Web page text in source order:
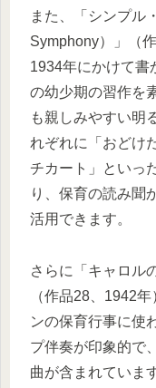
また、「シンプル
Symphony）」（
1934年にかけて書
の幼少期の習作を
も親しみやすい明
れぞれに「おどけ
チカート」といっ
り、保育の読み聞
活用できます。
さらに「キャロル
（作品28、1942
ンの保育行事に使
プ伴奏が印象的で
曲が含まれていま